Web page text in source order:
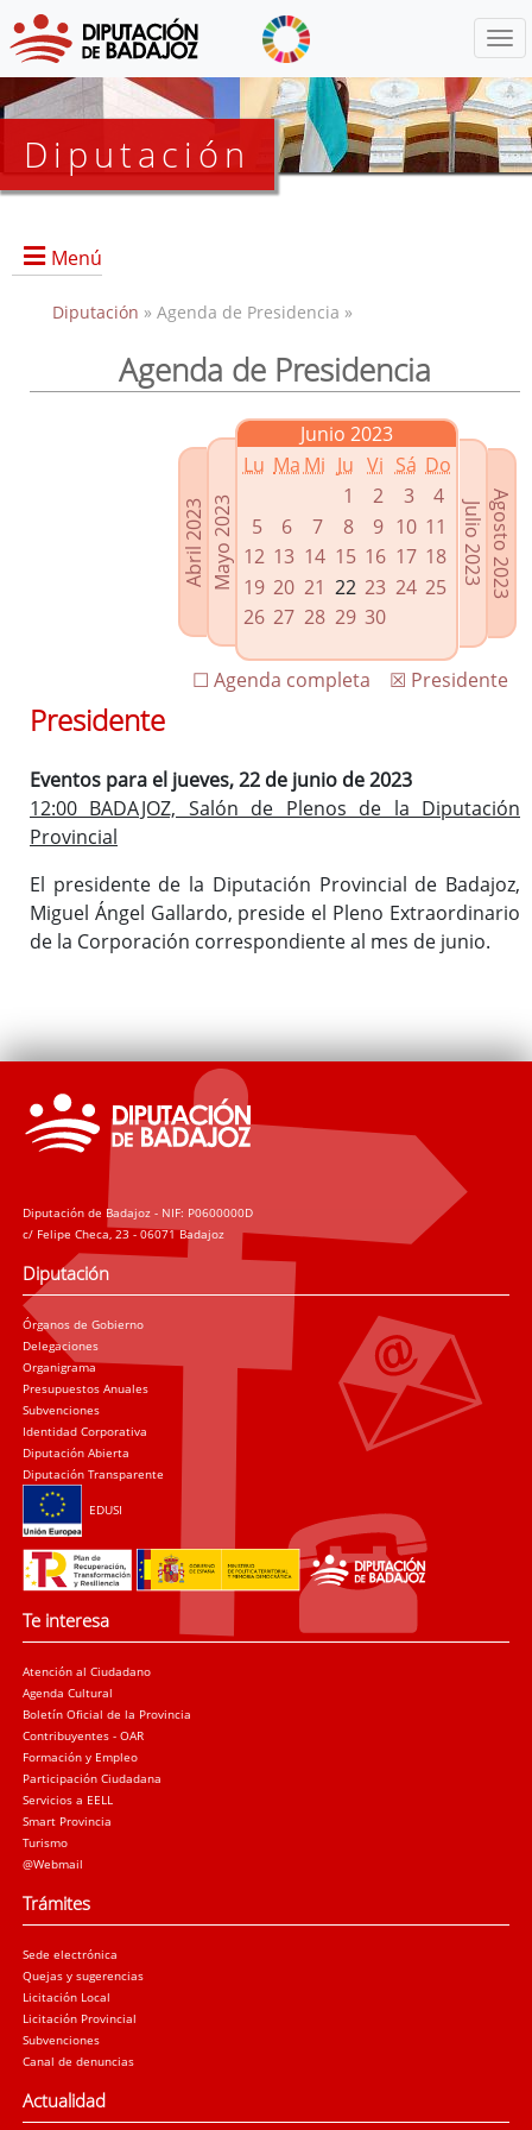
Diputación
Menú
Presidencia
Enlaces relacionados
Agenda de Presidencia
Plenos provinciales y Juntas de gobierno
Oficina de Proyectos Europeos
Diputación » Agenda de Presidencia »
Agenda de Presidencia
Abril 2023Mayo 2023
Junio 2023
Lu Ma Mi Ju Vi Sá Do
1
2 3
4
5
6 7 8 9 10 11
12 13 14 15 16 17 18
19 20 21 22 23 24 25
26 27 28 29 30
Agosto 2023
Julio 2023
☒ Presidente
☐ Agenda completa
Presidente
Eventos para el jueves, 22 de junio de 2023
12:00 BADAJOZ, Salón de Plenos de la Diputación
Provincial
El presidente de la Diputación Provincial de Badajoz,
Miguel Ángel Gallardo, preside el Pleno Extraordinario
de la Corporación correspondiente al mes de junio.
Diputación de Badajoz - NIF: P0600000D
c/ Felipe Checa, 23 - 06071 Badajoz
Diputación
Órganos de Gobierno
Delegaciones
Organigrama
Presupuestos Anuales
Subvenciones
Identidad Corporativa
Diputación Abierta
Diputación Transparente
EDUSI
Te interesa
Atención al Ciudadano
Agenda Cultural
Boletín Oficial de la Provincia
Contribuyentes - OAR
Formación y Empleo
Participación Ciudadana
Servicios a EELL
Smart Provincia
Turismo
@Webmail
Trámites
Sede electrónica
Quejas y sugerencias
Licitación Local
Licitación Provincial
Subvenciones
Canal de denuncias
Actualidad